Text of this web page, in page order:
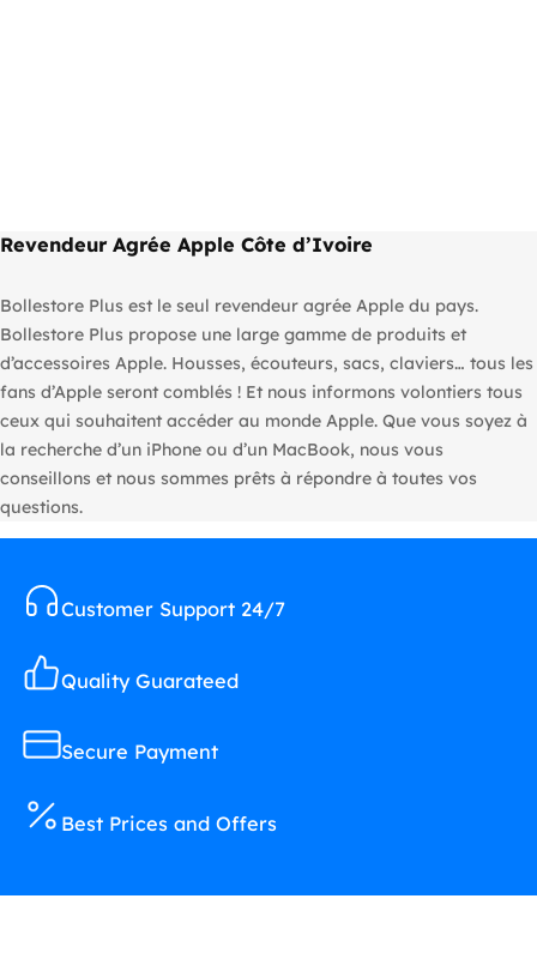
Revendeur Agrée Apple Côte d’Ivoire
Bollestore Plus est le seul revendeur agrée Apple du pays.
Bollestore Plus propose une large gamme de produits et
d’accessoires Apple. Housses, écouteurs, sacs, claviers… tous les
fans d’Apple seront comblés ! Et nous informons volontiers tous
ceux qui souhaitent accéder au monde Apple. Que vous soyez à
la recherche d’un iPhone ou d’un MacBook, nous vous
conseillons et nous sommes prêts à répondre à toutes vos
questions.
Customer Support 24/7
Quality Guarateed
Secure Payment
Best Prices and Offers